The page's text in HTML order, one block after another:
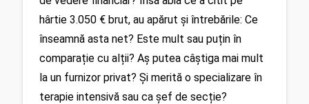
hârtie 3.050 € brut, au apărut și întrebările: Ce
înseamnă asta net? Este mult sau puțin în
comparație cu alții? Aș putea câștiga mai mult
la un furnizor privat? Și merită o specializare în
terapie intensivă sau ca șef de secție?